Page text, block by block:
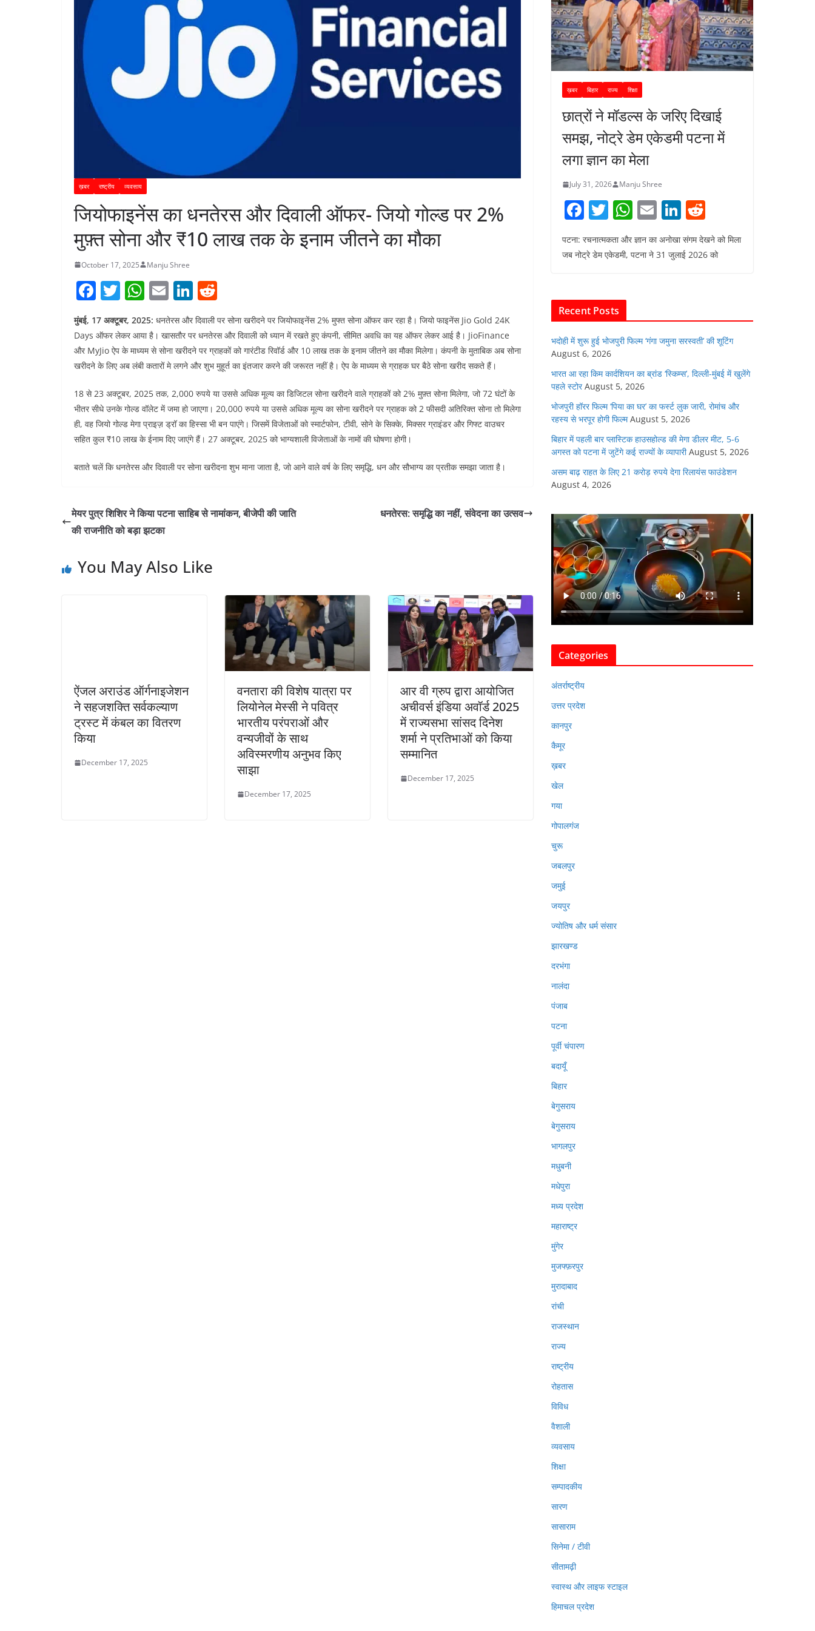
ख़बर राष्ट्रीय व्यवसाय
जियोफाइनेंस का धनतेरस और दिवाली ऑफर- जियो गोल्ड पर 2%
मुफ़्त सोना और ₹10 लाख तक के इनाम जीतने का मौका
October 17, 2025 Manju Shree
F
c
e
b
o
o
k
T
itt
er
W
at
s
A
p
p
E
m
ai
l
Li
n
k
e
dI
n
d
di
t
मुंबई, 17 अक्टूबर, 2025: धनतेरस और दिवाली पर सोना खरीदने पर जियोफाइनेंस 2% मुफ्त सोना ऑफर कर रहा है। जियो फाइनेंस Jio Gold 24K
Days ऑफर लेकर आया है। खासतौर पर धनतेरस और दिवाली को ध्यान में रखते हुए कंपनी, सीमित अवधि का यह ऑफर लेकर आई है। JioFinance
और MyJio ऐप के माध्यम से सोना खरीदने पर ग्राहकों को गारंटीड रिवॉर्ड और 10 लाख तक के इनाम जीतने का मौका मिलेगा। कंपनी के मुताबिक अब सोना
खरीदने के लिए अब लंबी कतारों मे लगने और शुभ मुहूर्त का इंतजार करने की जरूरत नहीं है। ऐप के माध्यम से ग्राहक घर बैठे सोना खरीद सकते हैं।
18 से 23 अक्टूबर, 2025 तक, 2,000 रुपये या उससे अधिक मूल्य का डिजिटल सोना खरीदने वाले ग्राहकों को 2% मुफ़्त सोना मिलेगा, जो 72 घंटों के
भीतर सीधे उनके गोल्ड वॉलेट में जमा हो जाएगा। 20,000 रुपये या उससे अधिक मूल्य का सोना खरीदने पर ग्राहक को 2 फीसदी अतिरिक्त सोना तो मिलेगा
ही, वह जियो गोल्ड मेगा प्राइज़ ड्रॉ का हिस्सा भी बन पाएंगे। जिसमें विजेताओं को स्मार्टफोन, टीवी, सोने के सिक्के, मिक्सर ग्राइंडर और गिफ्ट वाउचर
सहित कुल ₹10 लाख के ईनाम दिए जाएंगे हैं। 27 अक्टूबर, 2025 को भाग्यशाली विजेताओं के नामों की घोषणा होगी।
बताते चलें कि धनतेरस और दिवाली पर सोना खरीदना शुभ माना जाता है, जो आने वाले वर्ष के लिए समृद्धि, धन और सौभाग्य का प्रतीक समझा जाता है।
मेयर पुत्र शिशिर ने किया पटना साहिब से नामांकन, बीजेपी की जाति
की राजनीति को बड़ा झटका
धनतेरस: समृद्धि का नहीं, संवेदना का उत्सव
You May Also Like
ऐंजल अराउंड ऑर्गनाइजेशन
ने सहजशक्ति सर्वकल्याण
ट्रस्ट में कंबल का वितरण
किया
December 17, 2025
वनतारा की विशेष यात्रा पर
लियोनेल मेस्सी ने पवित्र
भारतीय परंपराओं और
वन्यजीवों के साथ
अविस्मरणीय अनुभव किए
साझा
December 17, 2025
आर वी ग्रुप द्वारा आयोजित
अचीवर्स इंडिया अवॉर्ड 2025
में राज्यसभा सांसद दिनेश
शर्मा ने प्रतिभाओं को किया
सम्मानित
December 17, 2025
ख़बर बिहार राज्य शिक्षा
छात्रों ने मॉडल्स के जरिए दिखाई
समझ, नोट्रे डेम एकेडमी पटना में
लगा ज्ञान का मेला
July 31, 2026 Manju Shree
F
c
e
o
o
k
T
itt
W
at
p
E
m
ai
Li
n
k
e
e
d
पटना: रचनात्मकता और ज्ञान का अनोखा संगम देखने को मिला
जब नोट्रे डेम एकेडमी, पटना ने 31 जुलाई 2026 को
Recent Posts
भदोही में शुरू हुई भोजपुरी फिल्म ‘गंगा जमुना सरस्वती’ की शूटिंग
August 6, 2026
भारत आ रहा किम कार्दशियन का ब्रांड ‘स्किम्स’, दिल्ली-मुंबई में खुलेंगे
पहले स्टोर August 5, 2026
भोजपुरी हॉरर फिल्म ‘पिया का घर’ का फर्स्ट लुक जारी, रोमांच और
रहस्य से भरपूर होगी फिल्म August 5, 2026
बिहार में पहली बार प्लास्टिक हाउसहोल्ड की मेगा डीलर मीट, 5-6
अगस्त को पटना में जुटेंगे कई राज्यों के व्यापारी August 5, 2026
असम बाढ़ राहत के लिए 21 करोड़ रुपये देगा रिलायंस फाउंडेशन
August 4, 2026
Categories
अंतर्राष्ट्रीय
उत्तर प्रदेश
कानपुर
कैमूर
ख़बर
खेल
गया
गोपालगंज
चुरू
जबलपुर
जमुई
जयपुर
ज्योतिष और धर्म संसार
झारखण्ड
दरभंगा
नालंदा
पंजाब
पटना
पूर्वी चंपारण
बदायूँ
बिहार
बेगुसराय
बेगुसराय
भागलपुर
मधुबनी
मधेपुरा
मध्य प्रदेश
महाराष्ट्र
मुंगेर
मुजफ्फ़रपुर
मुरादाबाद
रांची
राजस्थान
राज्य
राष्ट्रीय
रोहतास
विविध
वैशाली
व्यवसाय
शिक्षा
सम्पादकीय
सारण
सासाराम
सिनेमा / टीवी
सीतामढ़ी
स्वास्थ और लाइफ स्टाइल
हिमाचल प्रदेश